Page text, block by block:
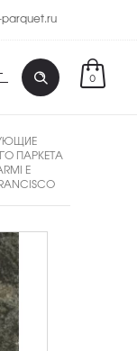
parquet.ru
0
ПАРКЕТА
E